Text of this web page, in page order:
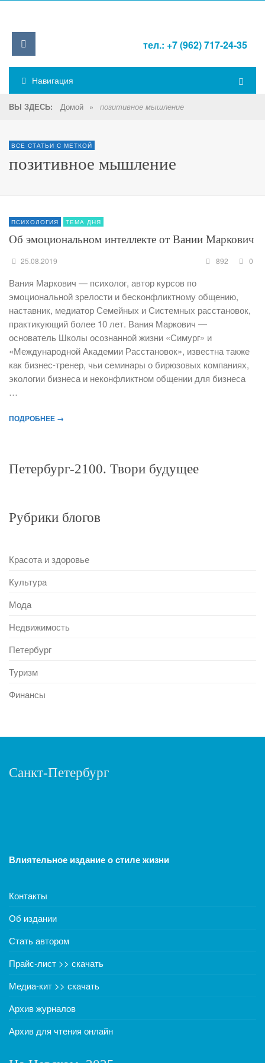
тел.: +7 (962) 717-24-35
Навигация
ВЫ ЗДЕСЬ: Домой » позитивное мышление
ВСЕ СТАТЬИ С МЕТКОЙ
позитивное мышление
ПСИХОЛОГИЯ ТЕМА ДНЯ
Об эмоциональном интеллекте от Вании Маркович
25.08.2019 892 0
Вания Маркович — психолог, автор курсов по
эмоциональной зрелости и бесконфликтному общению,
наставник, медиатор Семейных и Системных расстановок,
практикующий более 10 лет. Вания Маркович —
основатель Школы осознанной жизни «Симург» и
«Международной Академии Расстановок», известна также
как бизнес-тренер, чьи семинары о бирюзовых компаниях,
экологии бизнеса и неконфликтном общении для бизнеса
…
ПОДРОБНЕЕ →
Петербург-2100. Твори будущее
Рубрики блогов
Красота и здоровье
Культура
Мода
Недвижимость
Петербург
Туризм
Финансы
Санкт-Петербург
Влиятельное издание о стиле жизни
Контакты
Об издании
Стать автором
Прайс-лист >> скачать
Медиа-кит >> скачать
Архив журналов
Архив для чтения онлайн